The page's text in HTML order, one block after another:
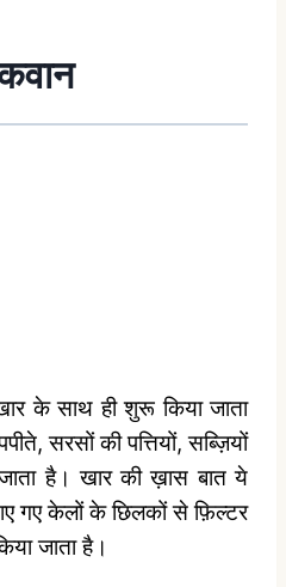
के साथ ही शुरू किया जाता
सरसों की पत्तियों, सब्ज़ियों
है। खार की ख़ास बात ये
गए केलों के छिलकों से फ़िल्टर
जाता है।